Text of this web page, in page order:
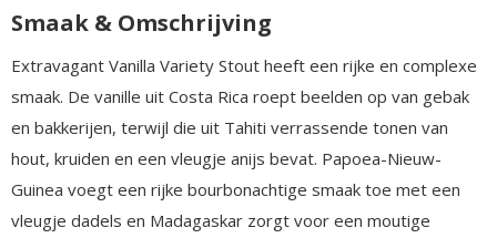
Smaak & Omschrijving
Extravagant Vanilla Variety Stout heeft een rijke en complexe
smaak. De vanille uit Costa Rica roept beelden op van gebak
en bakkerijen, terwijl die uit Tahiti verrassende tonen van
hout, kruiden en een vleugje anijs bevat. Papoea-Nieuw-
Guinea voegt een rijke bourbonachtige smaak toe met een
vleugje dadels en Madagaskar zorgt voor een moutige